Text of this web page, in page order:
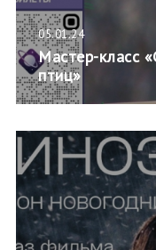
05.01.24
Мастер-класс
птиц»